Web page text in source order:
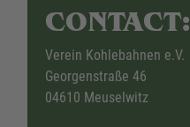
CONTACT:
Verein Kohlebahnen e.V.
Georgenstraße 46
04610 Meuselwitz